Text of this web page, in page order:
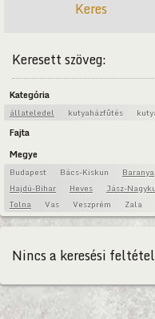
Keres
Keresett szöveg:
Kategória
állateledel kutyaházfűtés
Fajta
Megye
Budapest Bács-Kiskun Baranya
Hajdú-Bihar
Heves Jász-
Tolna
Vas Veszprém Zala
Nincs a keresési